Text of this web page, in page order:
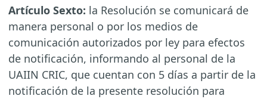
Artículo Sexto: la Resolución se comunicará de
manera personal o por los medios de
comunicación autorizados por ley para efectos
de notificación, informando al personal de la
UAIIN CRIC, que cuentan con 5 días a partir de la
notificación de la presente resolución para